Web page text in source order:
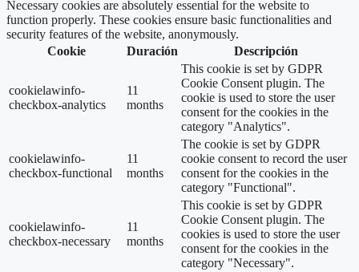
Necessary cookies are absolutely essential for the website to
function properly. These cookies ensure basic functionalities and
security features of the website, anonymously.
Cookie
Duración Descripción
cookielawinfo-
checkbox-analytics
11
months
This cookie is set by GDPR
Cookie Consent plugin. The
cookie is used to store the user
consent for the cookies in the
category "Analytics".
cookielawinfo-
checkbox-functional
11
months
The cookie is set by GDPR
cookie consent to record the user
consent for the cookies in the
category "Functional".
cookielawinfo-
checkbox-necessary
11
months
This cookie is set by GDPR
Cookie Consent plugin. The
cookies is used to store the user
consent for the cookies in the
category "Necessary".